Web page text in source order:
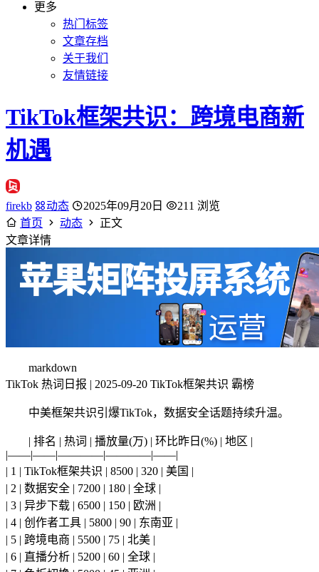
更多
热门标签
文章存档
关于我们
友情链接
TikTok框架共识：跨境电商新
机遇
firekb 动态 2025年09月20日
211 浏览
首页
动态
正文
文章详情
markdown
TikTok 热词日报 | 2025-09-20 TikTok框架共识 霸榜
中美框架共识引爆TikTok，数据安全话题持续升温。
| 排名 | 热词 | 播放量(万) | 环比昨日(%) | 地区 |
|——|——|————|————|——|
| 1 | TikTok框架共识 | 8500 | 320 | 美国 |
| 2 | 数据安全 | 7200 | 180 | 全球 |
| 3 | 异步下载 | 6500 | 150 | 欧洲 |
| 4 | 创作者工具 | 5800 | 90 | 东南亚 |
| 5 | 跨境电商 | 5500 | 75 | 北美 |
| 6 | 直播分析 | 5200 | 60 | 全球 |